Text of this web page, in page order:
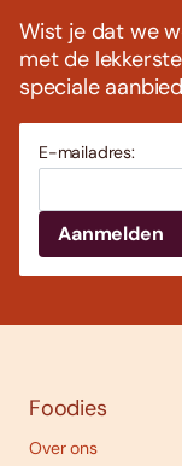
Wist je dat we
met de
speciale
E-mailadres:
Foodies
Over ons